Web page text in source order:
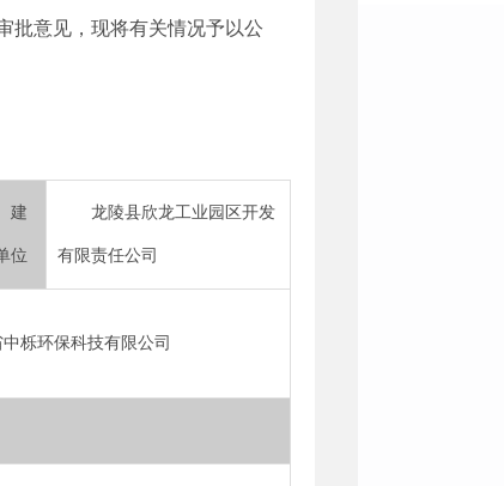
批意见，现将有关情况予以公
建
位
龙陵县欣龙工业园区开发
有限责任公司
中栎环保科技有限公司